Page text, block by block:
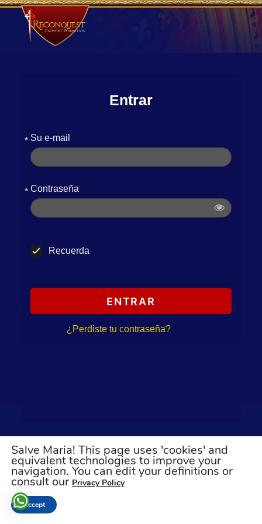
Entrar
* Su e-mail
* Contraseña
Recuerda
ENTRAR
¿Perdiste tu contraseña?
Salve Maria! This page uses 'cookies' and
equivalent technologies to improve your
navigation. You can edit your definitions or
consult our Privacy Policy
Accept